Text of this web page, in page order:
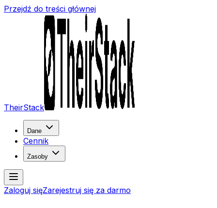
Przejdź do treści głównej
TheirStack
Dane
Cennik
Zasoby
Zaloguj sięZarejestruj się za darmo